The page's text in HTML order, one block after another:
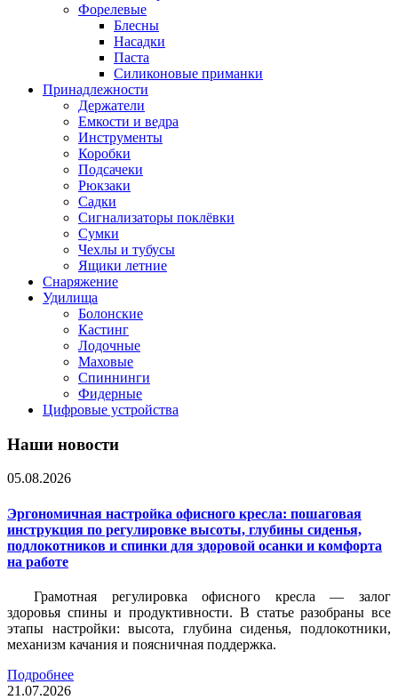
Форелевые
Блесны
Насадки
Паста
Силиконовые приманки
Принадлежности
Держатели
Емкости и ведра
Инструменты
Коробки
Подсачеки
Рюкзаки
Садки
Сигнализаторы поклёвки
Сумки
Чехлы и тубусы
Ящики летние
Снаряжение
Удилища
Болонские
Кастинг
Лодочные
Маховые
Спиннинги
Фидерные
Цифровые устройства
Наши новости
05.08.2026
Эргономичная настройка офисного кресла: пошаговая
инструкция по регулировке высоты, глубины сиденья,
подлокотников и спинки для здоровой осанки и комфорта
на работе
Грамотная регулировка офисного кресла — залог
здоровья спины и продуктивности. В статье разобраны все
этапы настройки: высота, глубина сиденья, подлокотники,
механизм качания и поясничная поддержка.
Подробнее
21.07.2026